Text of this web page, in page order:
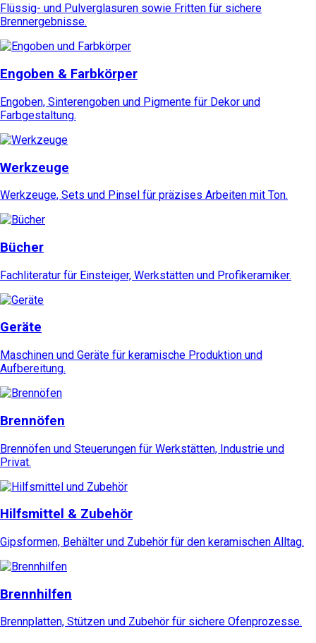
Flüssig- und Pulverglasuren sowie Fritten für sichere
Brennergebnisse.
Engoben & Farbkörper
Engoben, Sinterengoben und Pigmente für Dekor und
Farbgestaltung.
Werkzeuge
Werkzeuge, Sets und Pinsel für präzises Arbeiten mit Ton.
Bücher
Fachliteratur für Einsteiger, Werkstätten und Profikeramiker.
Geräte
Maschinen und Geräte für keramische Produktion und
Aufbereitung.
Brennöfen
Brennöfen und Steuerungen für Werkstätten, Industrie und
Privat.
Hilfsmittel & Zubehör
Gipsformen, Behälter und Zubehör für den keramischen Alltag.
Brennhilfen
Brennplatten, Stützen und Zubehör für sichere Ofenprozesse.